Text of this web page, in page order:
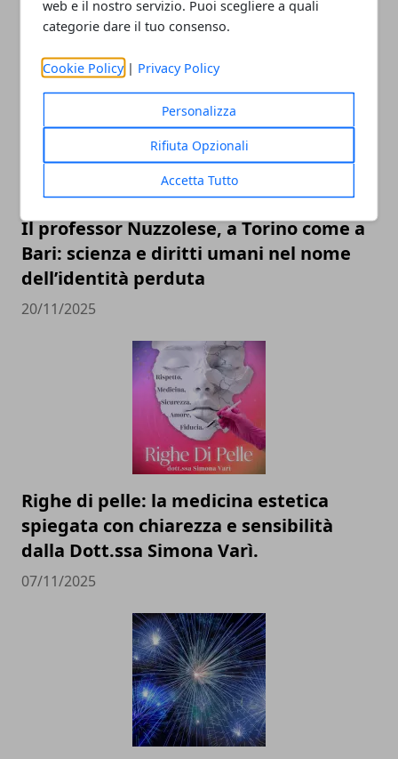
web e il nostro servizio. Puoi scegliere a quali
categorie dare il tuo consenso.
Cookie Policy | Privacy Policy
Personalizza
Rifiuta Opzionali
Accetta Tutto
ARTICOLI CORRELATI
Il professor Nuzzolese, a Torino come a
Bari: scienza e diritti umani nel nome
dell’identità perduta
20/11/2025
Righe di pelle: la medicina estetica
spiegata con chiarezza e sensibilità
dalla Dott.ssa Simona Varì.
07/11/2025